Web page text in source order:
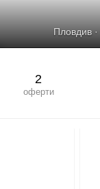
Пловдив·
2
оферти